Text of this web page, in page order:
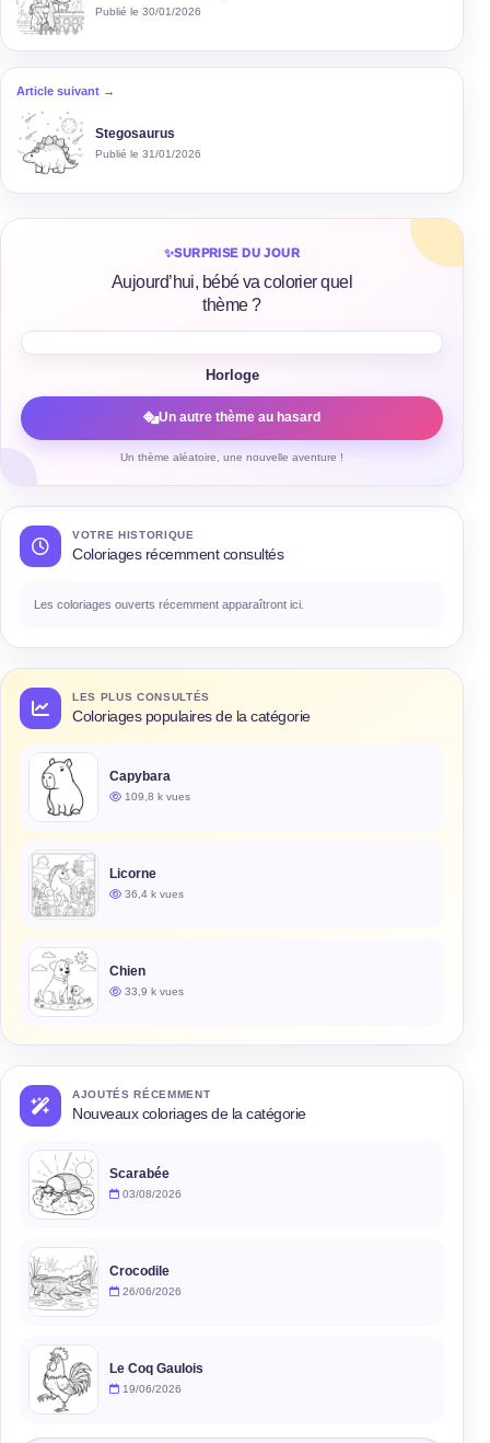
Publié le 30/01/2026
Article suivant →
Stegosaurus
Publié le 31/01/2026
✨SURPRISE DU JOUR
Aujourd’hui, bébé va colorier quel
thème ?
Horloge
Un autre thème au hasard
Un thème aléatoire, une nouvelle aventure !
VOTRE HISTORIQUE
Coloriages récemment consultés
Les coloriages ouverts récemment apparaîtront ici.
LES PLUS CONSULTÉS
Coloriages populaires de la catégorie
Capybara
109,8 k vues
Licorne
36,4 k vues
Chien
33,9 k vues
AJOUTÉS RÉCEMMENT
Nouveaux coloriages de la catégorie
Scarabée
03/08/2026
Crocodile
26/06/2026
Le Coq Gaulois
19/06/2026